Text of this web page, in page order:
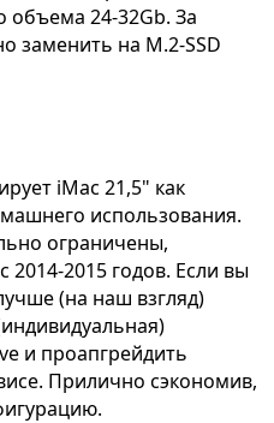
24-32Gb. За
заменить на M.2-SSD
iMac 21,5" как
использования.
ограничены,
2014-2015 годов. Если вы
(на наш взгляд)
и проапгрейдить
Прилично сэкономив,